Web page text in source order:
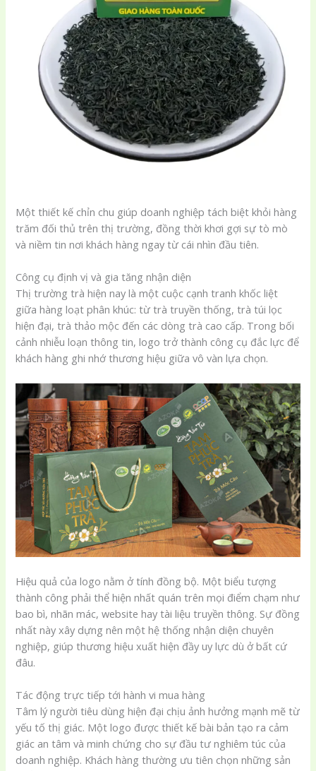
Một thiết kế chỉn chu giúp doanh nghiệp tách biệt khỏi hàng
trăm đối thủ trên thị trường, đồng thời khơi gợi sự tò mò
và niềm tin nơi khách hàng ngay từ cái nhìn đầu tiên.
Công cụ định vị và gia tăng nhận diện
Thị trường trà hiện nay là một cuộc cạnh tranh khốc liệt
giữa hàng loạt phân khúc: từ trà truyền thống, trà túi lọc
hiện đại, trà thảo mộc đến các dòng trà cao cấp. Trong bối
cảnh nhiễu loạn thông tin, logo trở thành công cụ đắc lực để
khách hàng ghi nhớ thương hiệu giữa vô vàn lựa chọn.
Hiệu quả của logo nằm ở tính đồng bộ. Một biểu tượng
thành công phải thể hiện nhất quán trên mọi điểm chạm như
bao bì, nhãn mác, website hay tài liệu truyền thông. Sự đồng
nhất này xây dựng nên một hệ thống nhận diện chuyên
nghiệp, giúp thương hiệu xuất hiện đầy uy lực dù ở bất cứ
đâu.
Tác động trực tiếp tới hành vi mua hàng
Tâm lý người tiêu dùng hiện đại chịu ảnh hưởng mạnh mẽ từ
yếu tố thị giác. Một logo được thiết kế bài bản tạo ra cảm
giác an tâm và minh chứng cho sự đầu tư nghiêm túc của
doanh nghiệp. Khách hàng thường ưu tiên chọn những sản